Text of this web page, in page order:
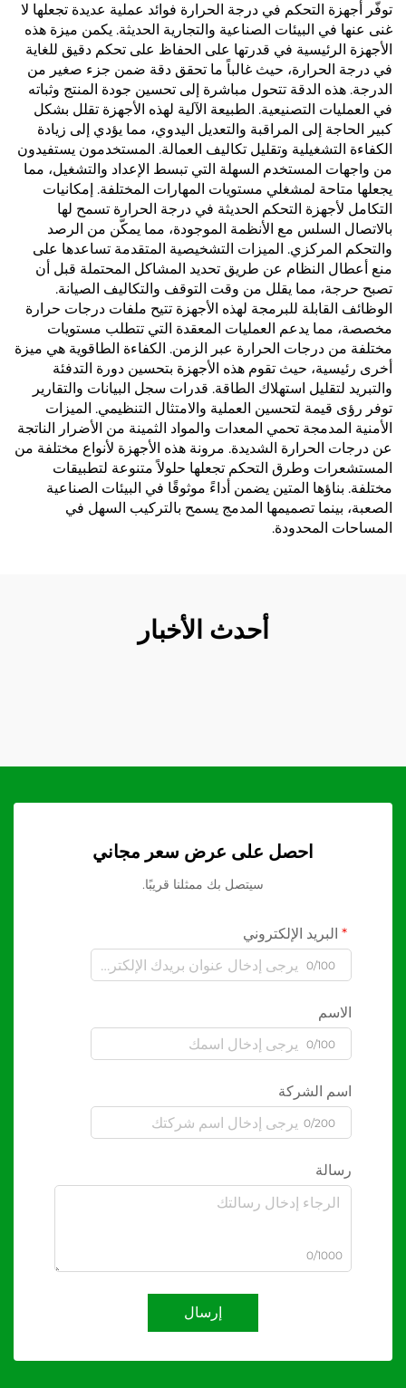
توفّر أجهزة التحكم في درجة الحرارة فوائد عملية عديدة تجعلها لا
غنى عنها في البيئات الصناعية والتجارية الحديثة. يكمن ميزة هذه
الأجهزة الرئيسية في قدرتها على الحفاظ على تحكم دقيق للغاية
في درجة الحرارة، حيث غالباً ما تحقق دقة ضمن جزء صغير من
الدرجة. هذه الدقة تتحول مباشرة إلى تحسين جودة المنتج وثباته
في العمليات التصنيعية. الطبيعة الآلية لهذه الأجهزة تقلل بشكل
كبير الحاجة إلى المراقبة والتعديل اليدوي، مما يؤدي إلى زيادة
الكفاءة التشغيلية وتقليل تكاليف العمالة. المستخدمون يستفيدون
من واجهات المستخدم السهلة التي تبسط الإعداد والتشغيل، مما
يجعلها متاحة لمشغلي مستويات المهارات المختلفة. إمكانيات
التكامل لأجهزة التحكم الحديثة في درجة الحرارة تسمح لها
بالاتصال السلس مع الأنظمة الموجودة، مما يمكّن من الرصد
والتحكم المركزي. الميزات التشخيصية المتقدمة تساعدها على
منع أعطال النظام عن طريق تحديد المشاكل المحتملة قبل أن
تصبح حرجة، مما يقلل من وقت التوقف والتكاليف الصيانة.
الوظائف القابلة للبرمجة لهذه الأجهزة تتيح ملفات درجات حرارة
مخصصة، مما يدعم العمليات المعقدة التي تتطلب مستويات
مختلفة من درجات الحرارة عبر الزمن. الكفاءة الطاقوية هي ميزة
أخرى رئيسية، حيث تقوم هذه الأجهزة بتحسين دورة التدفئة
والتبريد لتقليل استهلاك الطاقة. قدرات سجل البيانات والتقارير
توفر رؤى قيمة لتحسين العملية والامتثال التنظيمي. الميزات
الأمنية المدمجة تحمي المعدات والمواد الثمينة من الأضرار الناتجة
عن درجات الحرارة الشديدة. مرونة هذه الأجهزة لأنواع مختلفة من
المستشعرات وطرق التحكم تجعلها حلولاً متنوعة لتطبيقات
مختلفة. بناؤها المتين يضمن أداءً موثوقًا في البيئات الصناعية
الصعبة، بينما تصميمها المدمج يسمح بالتركيب السهل في
المساحات المحدودة.
أحدث الأخبار
احصل على عرض سعر مجاني
سيتصل بك ممثلنا قريبًا.
البريد الإلكتروني
0/100
الاسم
0/100
اسم الشركة
0/200
رسالة
0/1000
إرسال